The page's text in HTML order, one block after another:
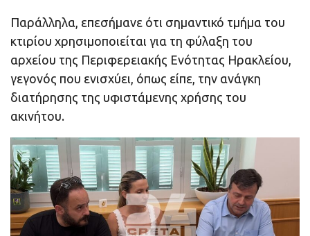
Παράλληλα, επεσήμανε ότι σημαντικό τμήμα του
κτιρίου χρησιμοποιείται για τη φύλαξη του
αρχείου της Περιφερειακής Ενότητας Ηρακλείου,
γεγονός που ενισχύει, όπως είπε, την ανάγκη
διατήρησης της υφιστάμενης χρήσης του
ακινήτου.